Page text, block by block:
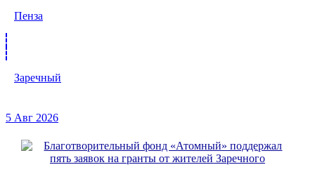
Пенза
Заречный
5 Авг 2026